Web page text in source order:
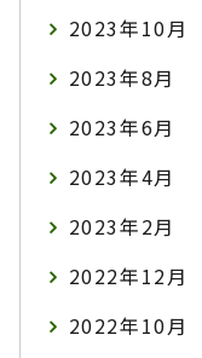
2023年10月
2023年8月
2023年6月
2023年4月
2023年2月
2022年12月
2022年10月